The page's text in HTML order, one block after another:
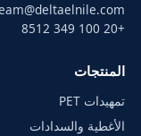
+20 100 349 8512
المنتجات
تمهيدات PET
الأغطية والسدادات